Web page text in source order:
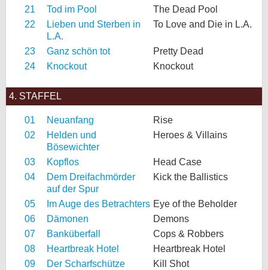
21
Tod im Pool
The Dead Pool
22
Lieben und Sterben in
L.A.
To Love and Die in L.A.
23 Ganz schön tot
Pretty Dead
24
Knockout Knockout
4. STAFFEL
01 Neuanfang
Rise
02
Helden und
Bösewichter
Heroes & Villains
03 Kopflos
Head Case
04
Dem Dreifachmörder
auf der Spur
Kick the Ballistics
05 Im Auge des Betrachters Eye of the Beholder
06
Dämonen
Demons
07
Banküberfall
Cops & Robbers
08
Heartbreak Hotel
Heartbreak Hotel
09
Der Scharfschütze
Kill Shot